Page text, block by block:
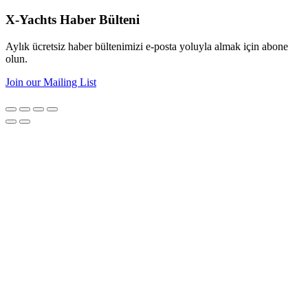
X-Yachts Haber Bülteni
Aylık ücretsiz haber bültenimizi e-posta yoluyla almak için abone
olun.
Join our Mailing List